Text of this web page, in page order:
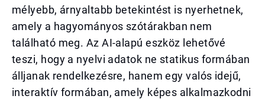
mélyebb, árnyaltabb betekintést is nyerhetnek,
amely a hagyományos szótárakban nem
található meg. Az AI-alapú eszköz lehetővé
teszi, hogy a nyelvi adatok ne statikus formában
álljanak rendelkezésre, hanem egy valós idejű,
interaktív formában, amely képes alkalmazkodni